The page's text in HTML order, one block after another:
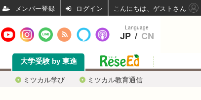
ミツカル学び ミツカル教育通信
大学受験 by 東進
Language
JP / CN
ログイン こんにちは、ゲストさん